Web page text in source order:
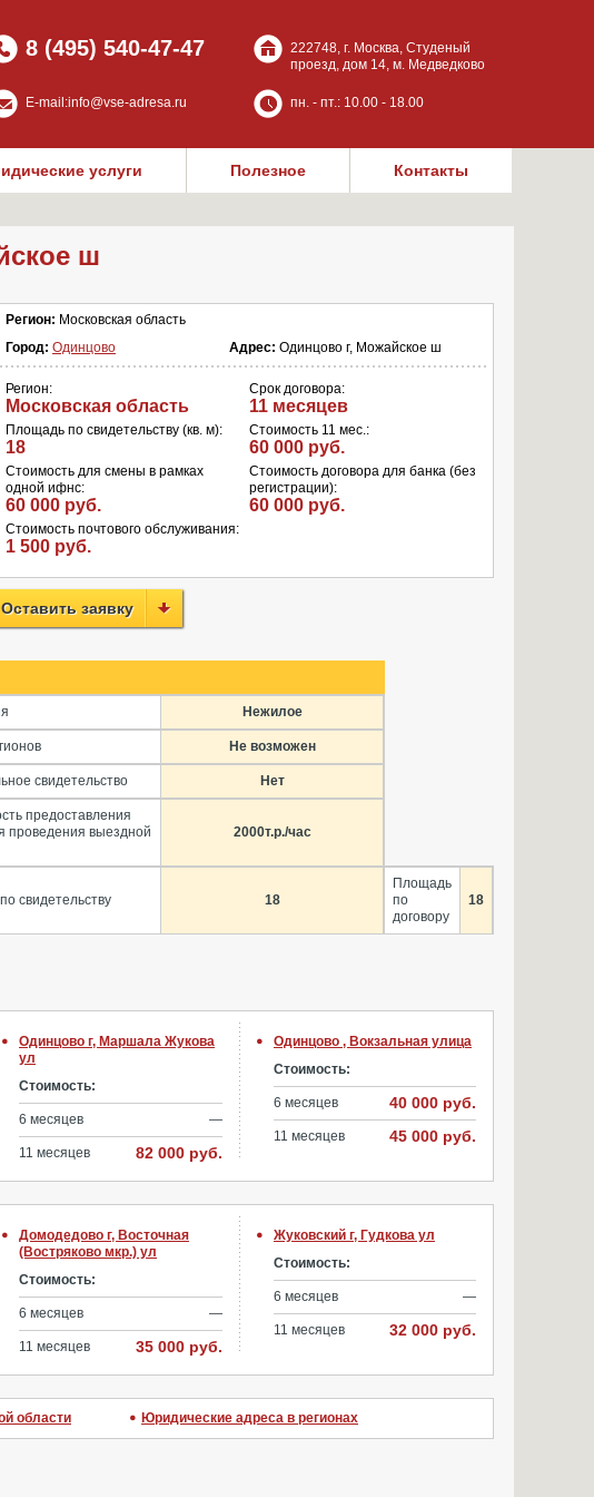
8 (495) 540-47-47
222748, г. Москва, Студеный
проезд, дом 14, м. Медведково
E-mail:info@vse-adresa.ru пн. - пт.: 10.00 - 18.00
услуги Полезное Контакты
ш
Регион: Московская область
Город: Одинцово Адрес: Одинцово г, Можайское ш
Регион:
Московская область
Срок договора:
11 месяцев
Площадь по свидетельству (кв. м):
18
Стоимость 11 мес.:
60 000 руб.
Cтоимость для смены в рамках
одной ифнс:
60 000 руб.
Стоимость договора для банка (без
регистрации):
60 000 руб.
Стоимость почтового обслуживания:
1 500 руб.
Оставить заявку
Нежилое
Не возможен
свидетельство Нет
предоставления
проведения выездной
2000т.р./час
свидетельству 18
Площадь
по
договору
18
Одинцово г, Маршала Жукова
ул
Стоимость:
6 месяцев —
11 месяцев 82 000 руб.
Одинцово , Вокзальная улица
Стоимость:
6 месяцев 40 000 руб.
11 месяцев 45 000 руб.
Домодедово г, Восточная
(Востряково мкр.) ул
Стоимость:
6 месяцев —
11 месяцев 35 000 руб.
Жуковский г, Гудкова ул
Стоимость:
6 месяцев —
11 месяцев 32 000 руб.
области Юридические адреса в регионах